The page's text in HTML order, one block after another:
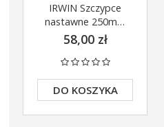
IRWIN Szczypce
nastawne 250mm
10505502
58,00 zł
DO KOSZYKA